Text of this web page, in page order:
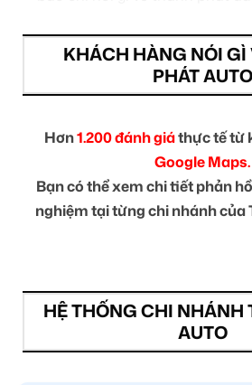
KHÁCH HÀNG NÓI GÌ
PHÁT AUTO
Hơn1.200 đánh giáthực tế từ
Google Maps.
Bạn có thể xem chi tiết phản
nghiệm tại từng chi nhánh của
HỆ THỐNG CHI NHÁNH
AUTO